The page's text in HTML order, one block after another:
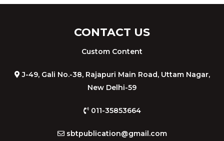
CONTACT US
Custom Content
J-49, Gali No.-38, Rajapuri Main Road, Uttam Nagar,
New Delhi-59
011-35853664
sbtpublication@gmail.com